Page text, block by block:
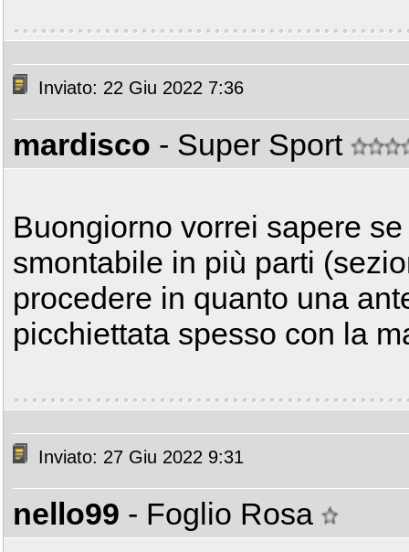
Inviato: 22 Giu 2022 7:36
mardisco - Super Sport
Buongiorno vorrei sapere
smontabile in più parti
procedere in quanto una
picchiettata spesso con la
Inviato: 27 Giu 2022 9:31
nello99 - Foglio Rosa